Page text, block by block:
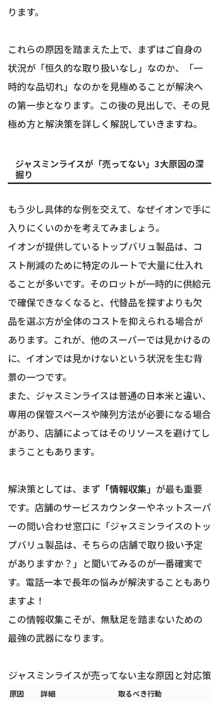
ります。
これらの原因を踏まえた上で、まずはご自身の
状況が「恒久的な取り扱いなし」なのか、「一
時的な品切れ」なのかを見極めることが解決へ
の第一歩となります。この後の見出しで、その見
極め方と解決策を詳しく解説していきますね。
ジャスミンライスが「売ってない」3大原因の深
掘り
もう少し具体的な例を交えて、なぜイオンで手に
入りにくいのかを考えてみましょう。
イオンが提供しているトップバリュ製品は、コ
スト削減のために特定のルートで大量に仕入れ
ることが多いです。そのロットが一時的に供給元
で確保できなくなると、代替品を探すよりも欠
品を選ぶ方が全体のコストを抑えられる場合が
あります。これが、他のスーパーでは見かけるの
に、イオンでは見かけないという状況を生む背
景の一つです。
また、ジャスミンライスは普通の日本米と違い、
専用の保管スペースや陳列方法が必要になる場合
があり、店舗によってはそのリソースを避けてし
まうこともあります。
解決策としては、まず 「情報収集」 が最も重要
です。店舗のサービスカウンターやネットスーパ
ーの問い合わせ窓口に「ジャスミンライスのトッ
プバリュ製品は、そちらの店舗で取り扱い予定
がありますか？」と聞いてみるのが一番確実で
す。電話一本で長年の悩みが解決することもあり
ますよ！
この情報収集こそが、無駄足を踏まないための
最強の武器になります。
ジャスミンライスが売ってない主な原因と対応策
原因 詳細
取るべき行動